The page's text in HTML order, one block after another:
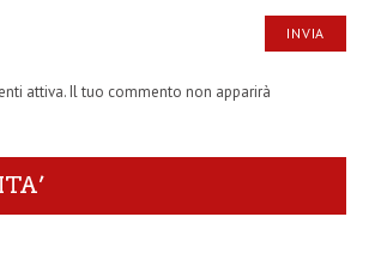
attiva. Il tuo commento non apparirà